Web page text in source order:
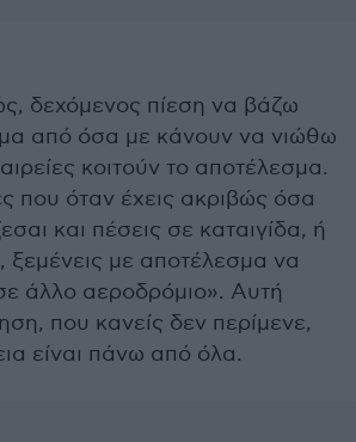
δεχόμενος πίεση να βάζω
από όσα με κάνουν να νιώθω
κοιτούν το αποτέλεσμα.
που όταν έχεις ακριβώς όσα
και πέσεις σε καταιγίδα, ή
ξεμένεις με αποτέλεσμα να
άλλο αεροδρόμιο». Αυτή
που κανείς δεν περίμενε,
είναι πάνω από όλα.